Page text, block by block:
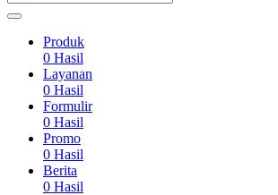
Produk
0 Hasil
Layanan
0 Hasil
Formulir
0 Hasil
Promo
0 Hasil
Berita
0 Hasil